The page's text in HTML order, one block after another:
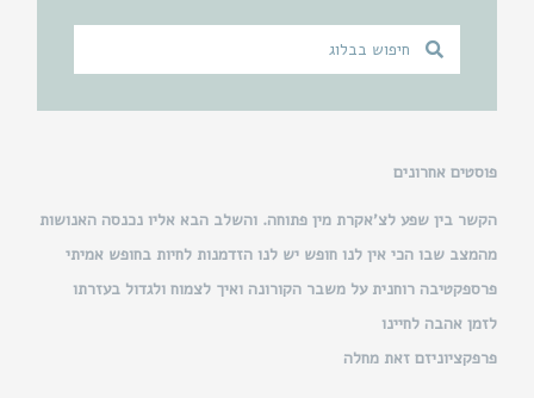
י
פ
ו
פוסטים אחרונים
הקשר בין שפע לצ’אקרת מין פתוחה. והשלב הבא אליו נכנסה האנושות
מהמצב שבו הכי אין לנו חופש יש לנו הזדמנות לחיות בחופש אמיתי
פרספקטיבה רוחנית על משבר הקורונה ואיך לצמוח ולגדול בעזרתו
לזמן אהבה לחיינו
פרפקציוניזם זאת מחלה